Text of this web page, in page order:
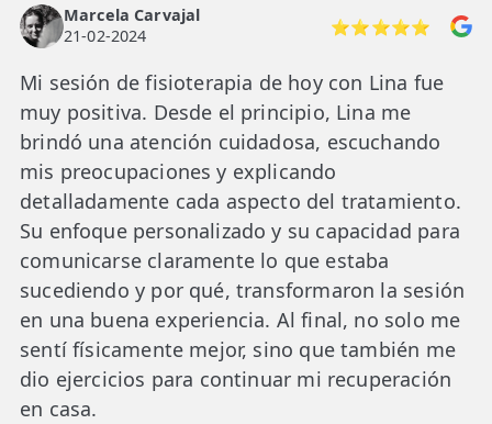
Marcela Carvajal
21-02-2024
⭐⭐⭐⭐⭐
Mi sesión de fisioterapia de hoy con Lina fue
muy positiva. Desde el principio, Lina me
brindó una atención cuidadosa, escuchando
mis preocupaciones y explicando
detalladamente cada aspecto del tratamiento.
Su enfoque personalizado y su capacidad para
comunicarse claramente lo que estaba
sucediendo y por qué, transformaron la sesión
en una buena experiencia. Al final, no solo me
sentí físicamente mejor, sino que también me
dio ejercicios para continuar mi recuperación
en casa.